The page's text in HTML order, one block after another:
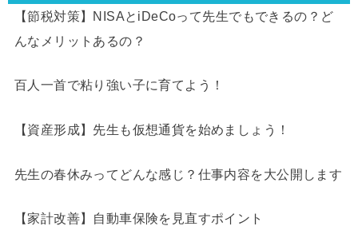
【節税対策】NISAとiDeCoって先生でもできるの？ど
んなメリットあるの？
百人一首で粘り強い子に育てよう！
【資産形成】先生も仮想通貨を始めましょう！
先生の春休みってどんな感じ？仕事内容を大公開します
【家計改善】自動車保険を見直すポイント